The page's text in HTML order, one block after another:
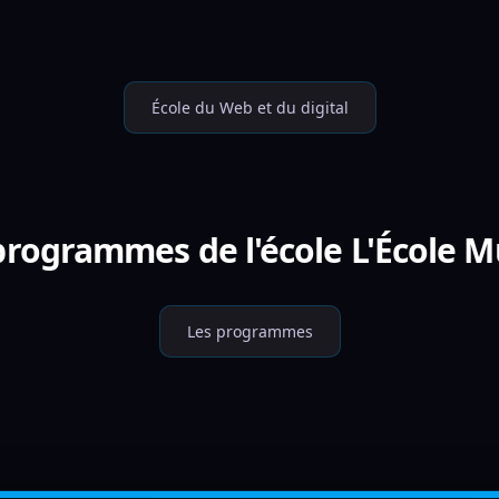
École du Web et du digital
de l'école L'École
Les programmes